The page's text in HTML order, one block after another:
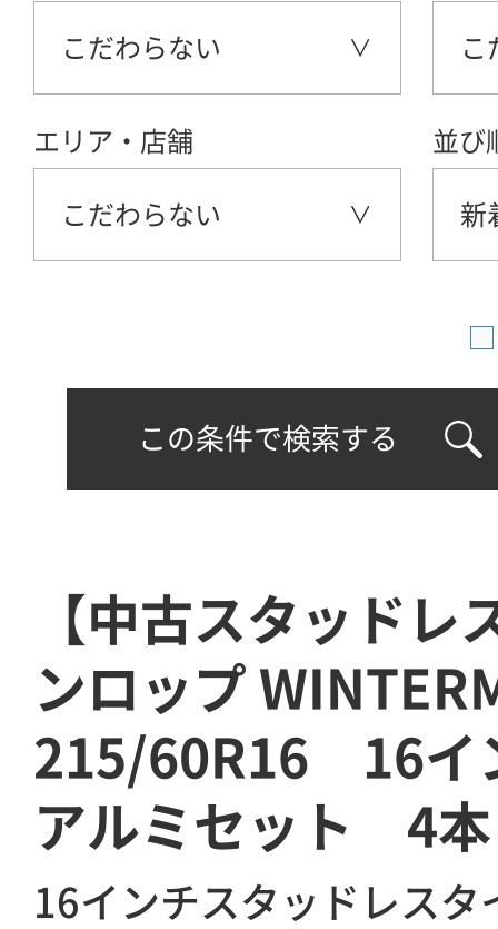
こだわらない こ
エリア・店舗
こだわらない
並び
新
この条件で検索する
【中古スタッドレ
ンロップ
215/60R16 16イ
アルミセット 4本
16インチスタッドレスタ